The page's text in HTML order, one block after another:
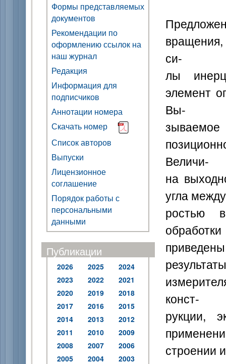
Формы представляемых
документов
Рекомендации по
оформлению ссылок на
наш журнал
Редакция
Информация для
подписчиков
Аннотации номера
Скачать номер
Список авторов
Выпуски
Лицензионное
соглашение
Порядок работы с
персональными
данными
Публикации
2026 2025
2024
2023
2022
2021
2020
2019
2018
2017
2016
2015
2014
2013
2012
2011
2010
2009
2008
2007
2006
2005
2004
2003
си-
лы
элемент
Вы-
зываемое
Величи-
на
угла
ростью
приведены
конст-
рукции,
строении